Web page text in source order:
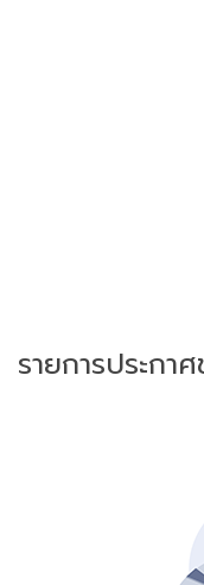
รายการประก